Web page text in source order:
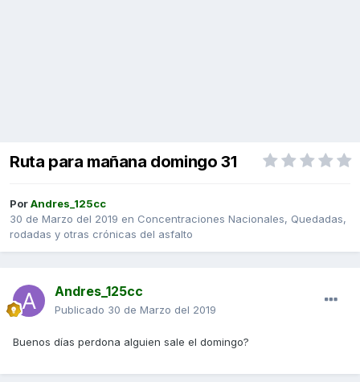
Ruta para mañana domingo 31
PorAndres_125cc
30 de Marzo del 2019 en Concentraciones Nacionales, Quedadas,
rodadas y otras crónicas del asfalto
Andres_125cc
Publicado 30 de Marzo del 2019
Buenos días perdona alguien sale el domingo?